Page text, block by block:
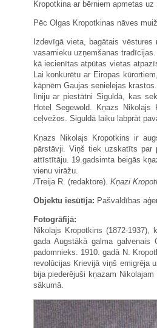
Kropotkina ar bērniem apmetas
Pēc Olgas Kropotkinas nāves
Izdevīgā vieta, bagātais
vasarnieku uzņemšanas
kā iecienītas atpūtas vietas
Lai konkurētu ar Eiropas
kāpnēm Gaujas senielejas
līniju ar piestātni Siguldā, kas
Hotel Segewold. Kņazs
ceļvežos. Siguldā laiku labprāt
Kņazs Nikolajs Kropotkins ir
pārstāvji. Viņš tiek uzskatīts par
attīstītāju. 19.gadsimta beigās
vienu virāžu.
/Treija R. (redaktore). Kņazi
Objektu iesūtīja: Pašvaldības
Fotogrāfijā:
Nikolajs Kropotkins (1872-
gada Augstākā galma galvenais
padomnieks. 1910. gadā N.
revolūcijas Krievijā viņš emigrēja
bija piederējuši kņazam
sākumā.